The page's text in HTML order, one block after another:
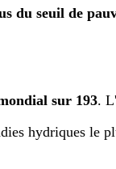
du seuil de
sur 193.
hydriques le